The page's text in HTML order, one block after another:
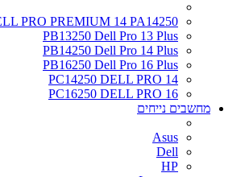
PRO PREMIUM 14 PA14250
PB13250 Dell Pro 13 Plus
PB14250 Dell Pro 14 Plus
PB16250 Dell Pro 16 Plus
PC14250 DELL PRO 14
PC16250 DELL PRO 16
מחשבים נייחים
Asus
Dell
HP